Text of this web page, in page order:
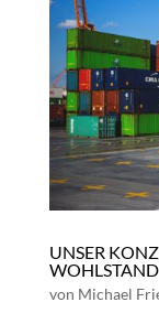
UNSER
WOHLSTAND
von Michael